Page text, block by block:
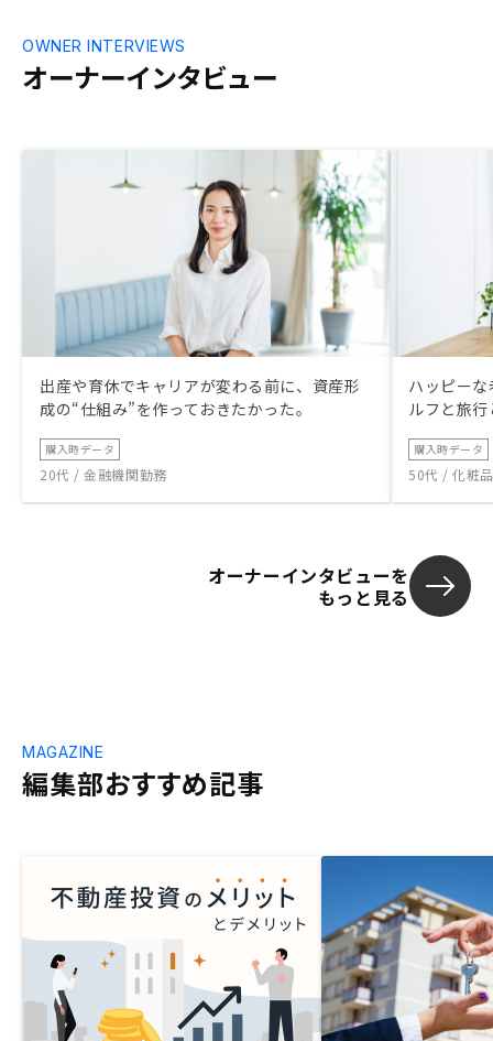
オーナーインタビュー
OWNER INTERVIEWS
出産や育休でキャリアが変わる前に、資産形
成の“仕組み”を作っておきたかった。
購入時データ
20代 / 金融機関勤務
ハッピー
ルフと旅
購入時データ
50代 / 化粧
オーナーインタビューを
もっと見る
編集部おすすめ記事
MAGAZINE